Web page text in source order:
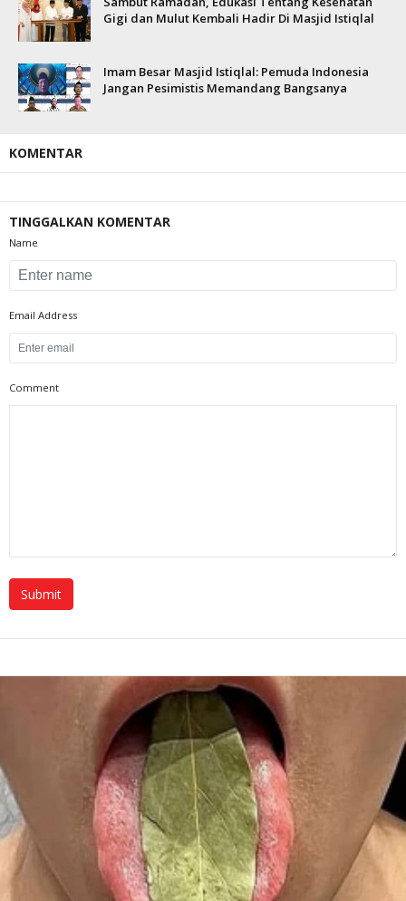
Gigi dan Mulut Kembali Hadir Di Masjid Istiqlal
Imam Besar Masjid Istiqlal: Pemuda Indonesia
Jangan Pesimistis Memandang Bangsanya
KOMENTAR
TINGGALKAN KOMENTAR
Name
Email Address
Comment